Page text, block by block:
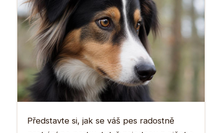
Představte si, jak se váš pes radostně